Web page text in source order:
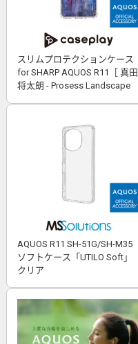
スリムプロテクションケース
for SHARP AQUOS R11［ 真田
将太朗 - Prosess Landscape
AQUOS R11 SH-51G/SH-M35
ソフトケース「UTILO Soft」
クリア